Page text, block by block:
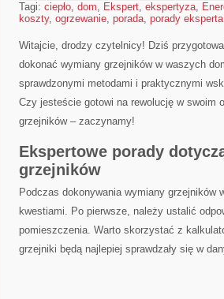
Tagi: ciepło, dom, Ekspert, ekspertyza,
koszty, ogrzewanie, porada, porady eksperta
Witajcie, drodzy czytelnicy! Dziś
dokonać wymiany‍ grzejników w waszych
sprawdzonymi metodami ⁣i praktycznymi
‍Czy jesteście gotowi na rewolucję w​ swoim
grzejników⁤ – zaczynamy!
Ekspertowe porady⁣
grzejników
Podczas dokonywania wymiany grzejników
kwestiami. Po pierwsze, należy ustalić
pomieszczenia. Warto skorzystać z
grzejniki⁤ będą najlepiej sprawdzały się w